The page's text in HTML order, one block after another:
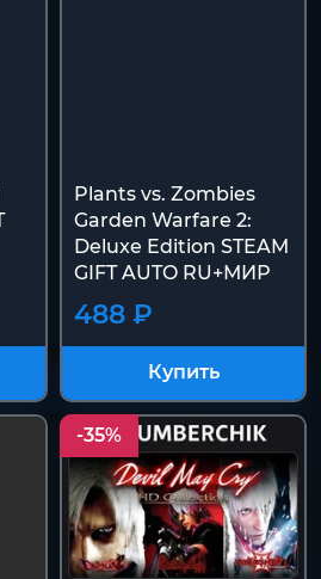
Plants vs. Zombies
Garden Warfare 2:
Deluxe Edition STEAM
GIFT AUTO RU+МИР
488 ₽
Купить
-35%